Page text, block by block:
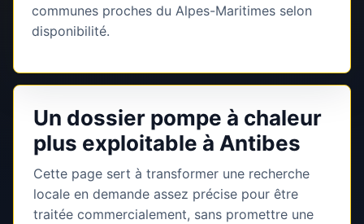
communes proches du Alpes-Maritimes selon
disponibilité.
Un dossier pompe à chaleur
plus exploitable à Antibes
Cette page sert à transformer une recherche
locale en demande assez précise pour être
traitée commercialement, sans promettre une